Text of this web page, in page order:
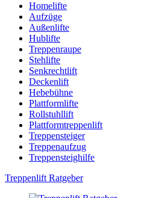
Homelifte
Aufzüge
Außenlifte
Hublifte
Treppenraupe
Stehlifte
Senkrechtlift
Deckenlift
Hebebühne
Plattformlifte
Rollstuhllift
Plattformtreppenlift
Treppensteiger
Treppenaufzug
Treppensteighilfe
Treppenlift Ratgeber